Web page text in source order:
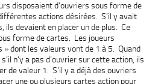
disposaient d’ouvriers sous forme de
actions désirées. S’il y avait
ils devaient en placer un de plus. Ce
forme de cartes. Les joueurs
dont les valeurs vont de 1 à 5. Quand
n’y a pas d’ouvrier sur cette action, ils
de valeur 1. S’il y a déjà des ouvriers
une ou plusieurs cartes action pour